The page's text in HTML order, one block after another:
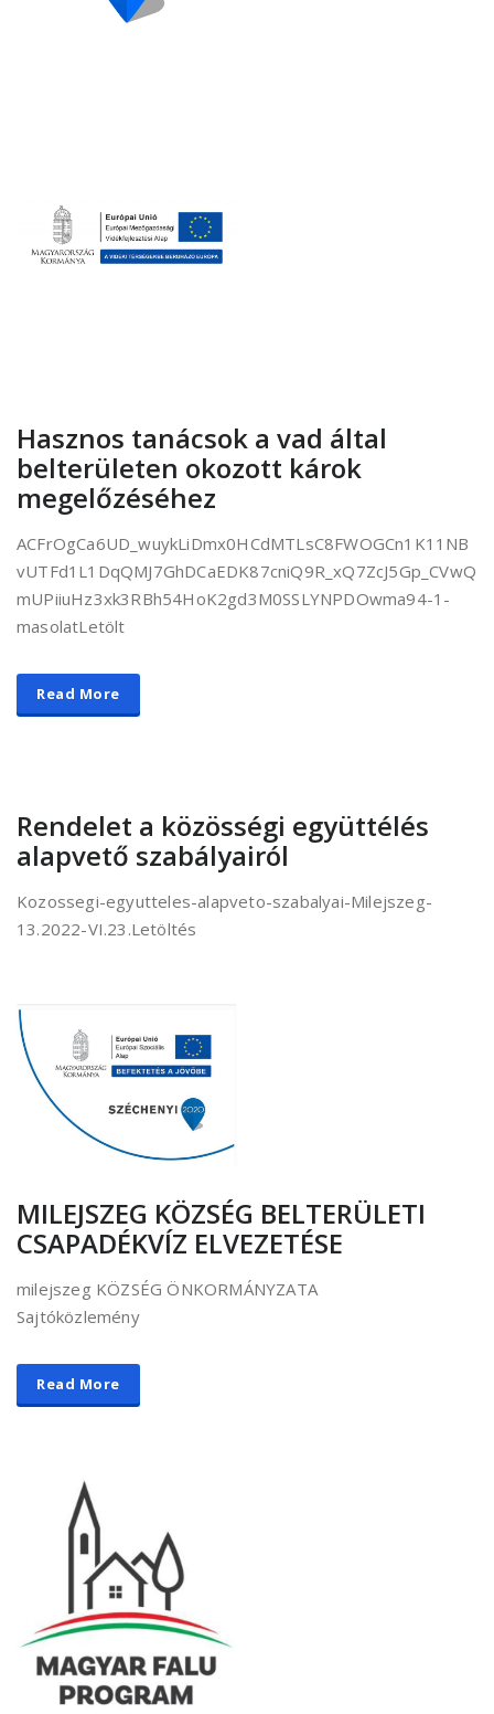
Hasznos tanácsok a vad által
belterületen okozott károk
megelőzéséhez
ACFrOgCa6UD_wuykLiDmx0HCdMTLsC8FWOGCn1K11NB
vUTFd1L1DqQMJ7GhDCaEDK87cniQ9R_xQ7ZcJ5Gp_CVwQ
mUPiiuHz3xk3RBh54HoK2gd3M0SSLYNPDOwma94-1-
masolatLetölt
Read More
Rendelet a közösségi együttélés
alapvető szabályairól
Kozossegi-egyutteles-alapveto-szabalyai-Milejszeg-
13.2022-VI.23.Letöltés
MILEJSZEG KÖZSÉG BELTERÜLETI
CSAPADÉKVÍZ ELVEZETÉSE
milejszeg KÖZSÉG ÖNKORMÁNYZATA
Sajtóközlemény
Read More